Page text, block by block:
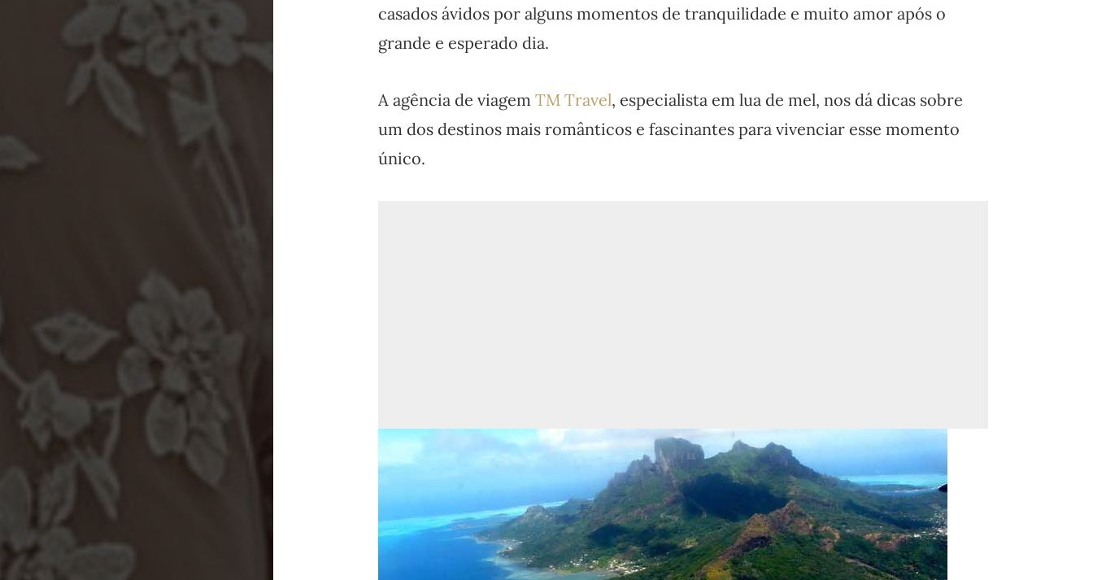
casados ávidos por alguns momentos de tranquilidade e muito amor após o
grande e esperado dia.
A agência de viagem TM Travel, especialista em lua de mel, nos dá dicas sobre
um dos destinos mais românticos e fascinantes para vivenciar esse momento
único.